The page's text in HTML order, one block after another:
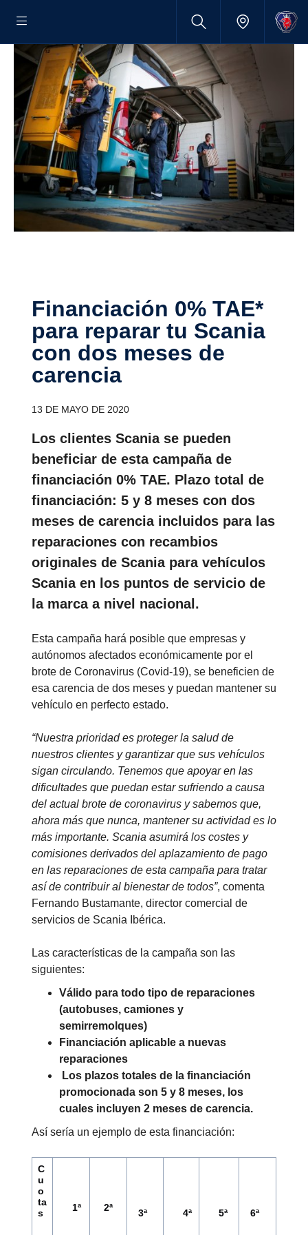
Finan­cia­ción 0% TAE*
para reparar tu Scania
con dos meses de
carencia
13 DE MAYO DE 2020
Los clientes Scania se pueden
beneficiar de esta campaña de
financiación 0% TAE. Plazo total de
financiación: 5 y 8 meses con dos
meses de carencia incluidos para las
reparaciones con recambios
originales de Scania para vehículos
Scania en los puntos de servicio de
la marca a nivel nacional.
Esta campaña hará posible que empresas y
autónomos afectados económicamente por el
brote de Coronavirus (Covid-19), se beneficien de
esa carencia de dos meses y puedan mantener su
vehículo en perfecto estado.
“Nuestra prioridad es proteger la salud de
nuestros clientes y garantizar que sus vehículos
sigan circulando. Tenemos que apoyar en las
dificultades que puedan estar sufriendo a causa
del actual brote de coronavirus y sabemos que,
ahora más que nunca, mantener su actividad es lo
más importante. Scania asumirá los costes y
comisiones derivados del aplazamiento de pago
en las reparaciones de esta campaña para tratar
así de contribuir al bienestar de todos”, comenta
Fernando Bustamante, director comercial de
servicios de Scania Ibérica.
Las características de la campaña son las
siguientes:
Válido para todo tipo de reparaciones
(autobuses, camiones y
semirremolques)
Financiación aplicable a nuevas
reparaciones
Los plazos totales de la financiación
promocionada son 5 y 8 meses, los
cuales incluyen 2 meses de carencia.
Así sería un ejemplo de esta financiación:
C
u
o
ta
s
1ª 2ª 3ª 4ª 5ª 6ª